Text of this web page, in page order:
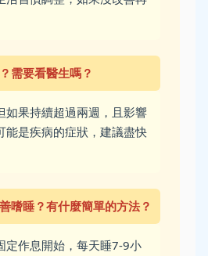
需要看醫生嗎？
如果持續超過兩週，且影響
能是疾病的症狀，建議盡快
嗜睡？有什麼簡單的方法？
定作息開始，每天睡7-9小